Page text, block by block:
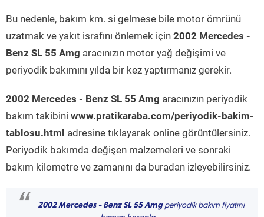
Bu nedenle, bakım km. si gelmese bile motor ömrünü
uzatmak ve yakıt israfını önlemek için 2002 Mercedes -
Benz SL 55 Amg aracınızın motor yağ değişimi ve
periyodik bakımını yılda bir kez yaptırmanız gerekir.
2002 Mercedes - Benz SL 55 Amg aracınızın periyodik
bakım takibini www.pratikaraba.com/periyodik-bakim-
tablosu.html adresine tıklayarak online görüntülersiniz.
Periyodik bakımda değişen malzemeleri ve sonraki
bakım kilometre ve zamanını da buradan izleyebilirsiniz.
“ 2002 Mercedes - Benz SL 55 Amgperiyodik bakım fiyatını